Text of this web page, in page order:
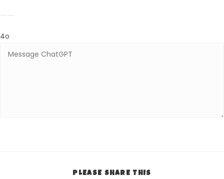
4o
PLEASE SHARE THIS